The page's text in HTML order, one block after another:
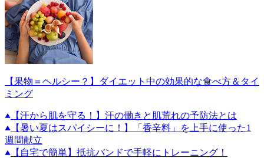
【果物＝ヘルシー？】ダイエット中の効果的な食べ方＆タイ
ミング
【汗から肌を守る！】汗の働きと肌荒れの予防法とは
【暑い夏はスパイシーに！】「香辛料」を上手に使った1
週間献立
【自宅で簡単】抵抗バンドで手軽にトレーニング！